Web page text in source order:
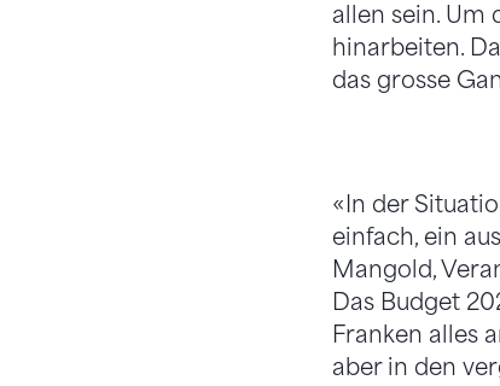
allen sein. Um
hinarbeiten.
das grosse
«In der
einfach, ein
Mangold,
Das Budget
Franken alles
aber in den